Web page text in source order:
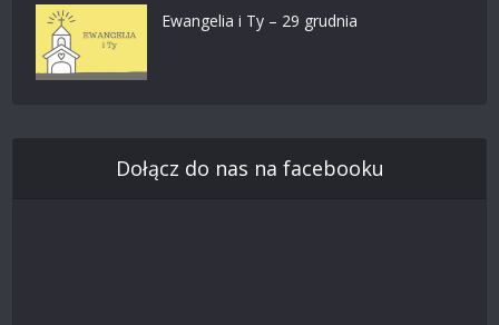
Ewangelia i Ty – 29 grudnia
Dołącz do nas na facebooku